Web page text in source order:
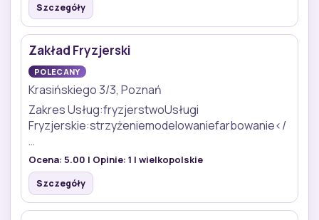
Szczegóły
Zakład Fryzjerski
POLECANY
Krasińskiego 3/3, Poznań
Zakres Usług:fryzjerstwoUsługi
Fryzjerskie:strzyżeniemodelowaniefarbowanie</
…
Ocena: 5.00 | Opinie: 1 | wielkopolskie
Szczegóły